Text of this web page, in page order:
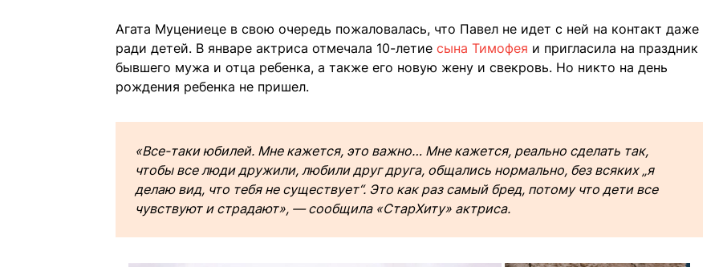
Агата Муцениеце в свою очередь пожаловалась, что Павел не идет с ней на контакт даже
ради детей. В январе актриса отмечала 10-летие сына Тимофея и пригласила на праздник
бывшего мужа и отца ребенка, а также его новую жену и свекровь. Но никто на день
рождения ребенка не пришел.
«Все-таки юбилей. Мне кажется, это важно… Мне кажется, реально сделать так,
чтобы все люди дружили, любили друг друга, общались нормально, без всяких „я
делаю вид, что тебя не существует“. Это как раз самый бред, потому что дети все
чувствуют и страдают», — сообщила «СтарХиту» актриса.